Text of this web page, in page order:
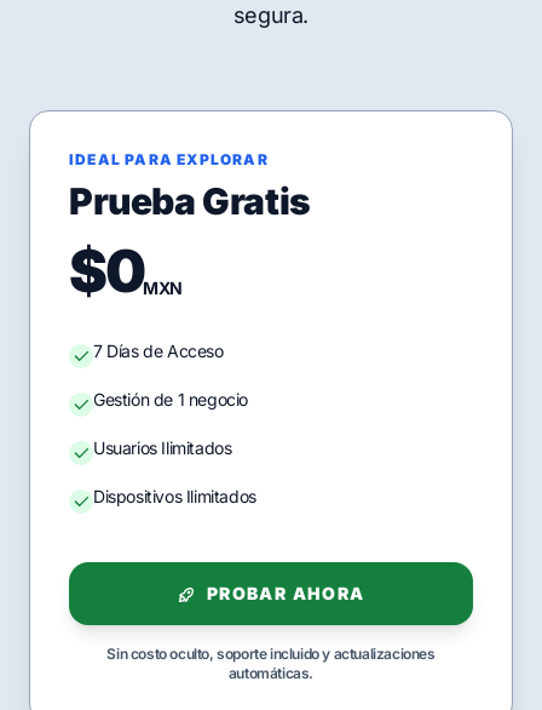
segura.
IDEAL PARA EXPLORAR
Prueba Gratis
$0MXN
7 Días de Acceso
Gestión de 1 negocio
Usuarios Ilimitados
Dispositivos Ilimitados
PROBAR AHORA
Sin costo oculto, soporte incluido y actualizaciones
automáticas.